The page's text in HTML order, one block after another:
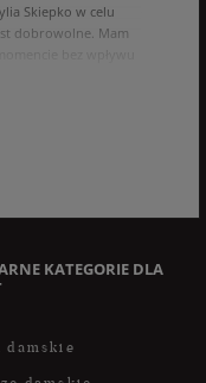
Skiepko w celu
dobrowolne. Mam
prawo dostępu
KATEGORIE DLA